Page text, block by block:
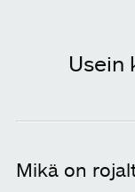
Usein
Mikä on